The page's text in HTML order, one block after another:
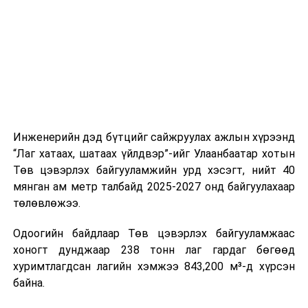
өдөр тутмын ажлын бэлэн байдлыг хангах зэрэг
практик ур чадварыг сургалтын хөтөлбөрт тусгажээ.
Сургалтыг танилцуулах лекц, асуулт-хариулт,
жишээнд суурилсан сургалт, багаар ажиллах дасгал,
танилцах, онцгой нөхцөлд ажиллах дадлага зэрэг
онол, практик хосолсон хэлбэрээр зохион байгуулж
байна.
Инженерийн дэд бүтцийг сайжруулах ажлын хүрээнд
“Лаг хатаах, шатаах үйлдвэр”-ийг Улаанбаатар хотын
Төв цэвэрлэх байгууламжийн урд хэсэгт, нийт 40
мянган ам метр талбайд 2025-2027 онд байгуулахаар
төлөвлөжээ.
Одоогийн байдлаар Төв цэвэрлэх байгууламжаас
хоногт дунджаар 238 тонн лаг гардаг бөгөөд
хуримтлагдсан лагийн хэмжээ 843,200 м³-д хүрсэн
байна.